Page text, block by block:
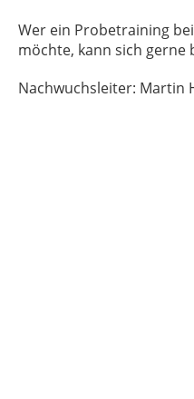
Wer ein Probetraining
möchte, kann sich gerne
Nachwuchsleiter: Martin